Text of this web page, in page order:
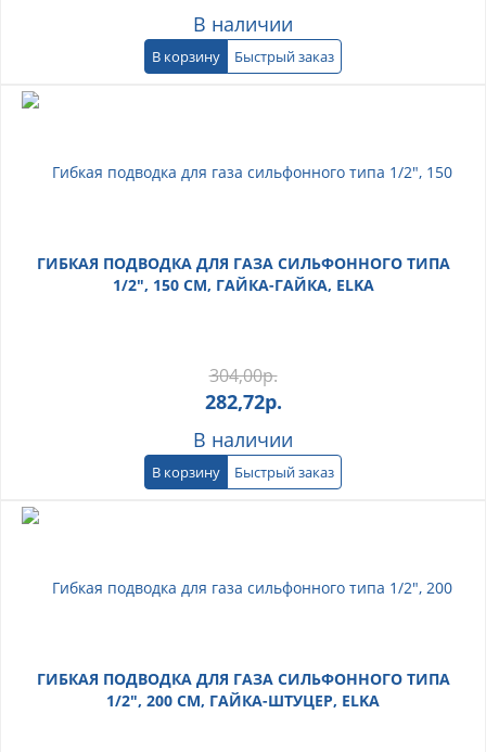
В наличии
В корзину Быстрый заказ
ГИБКАЯ ПОДВОДКА ДЛЯ ГАЗА СИЛЬФОННОГО ТИПА
1/2", 150 СМ, ГАЙКА-ГАЙКА, ELKA
304,00р.
282,72р.
В наличии
В корзину Быстрый заказ
ГИБКАЯ ПОДВОДКА ДЛЯ ГАЗА СИЛЬФОННОГО ТИПА
1/2", 200 СМ, ГАЙКА-ШТУЦЕР, ELKA